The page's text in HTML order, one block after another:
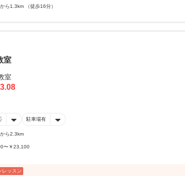
ら1.3km （徒歩16分）
室
3.08
駐車場有
ら2.3km
〜￥23,100
レッスン